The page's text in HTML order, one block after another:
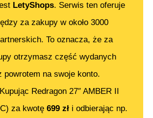
LetyShops. Serwis ten oferuje
za zakupy w około 3000
To oznacza, że za
otrzymasz część wydanych
powrotem na swoje konto.
Kupując Redragon 27″ AMBER II
za kwotę 699 zł i odbierając np.